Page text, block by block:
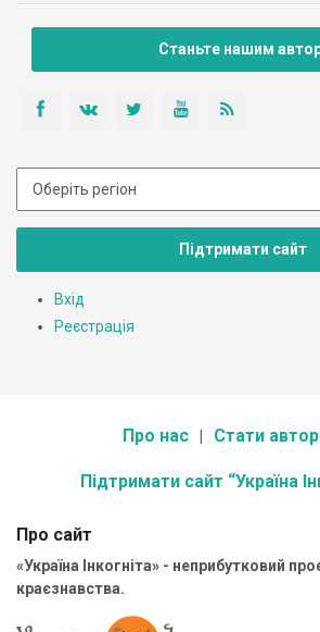
Станьте нашим
Підтримати сайт
Вхід
Реєстрація
Про нас Стати
Підтримати сайт “Україна
Про сайт
«Україна Інкогніта» - неприбутковий
краєзнавства.